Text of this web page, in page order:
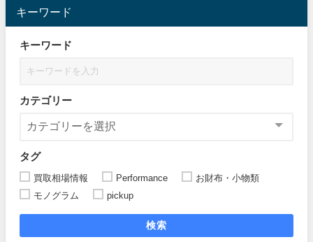
キーワード
キーワード
カテゴリー
タグ
買取相場情報 Performance
お財布・小物類
モノグラム
pickup
検索